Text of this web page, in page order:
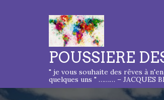
POUSSIERE
" je vous souhaite des rêves à
quelques uns " ……… – JACQUES